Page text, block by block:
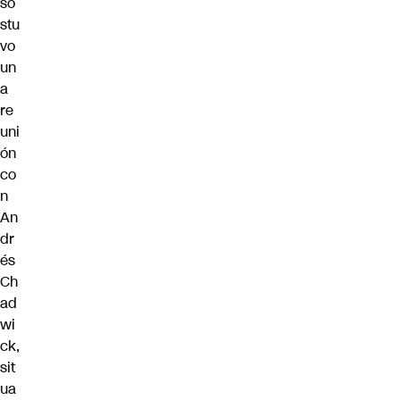
stu
vo
un
a
re
uni
ón
co
n
An
dr
és
Ch
ad
wi
ck,
sit
ua